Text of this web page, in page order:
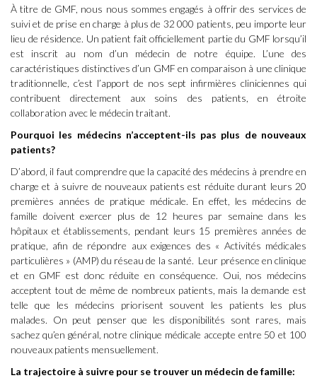
À titre de GMF, nous nous sommes engagés à offrir des services de
suivi et de prise en charge à plus de 32 000 patients, peu importe leur
lieu de résidence. Un patient fait officiellement partie du GMF lorsqu’il
est inscrit au nom d’un médecin de notre équipe. L’une des
caractéristiques distinctives d’un GMF en comparaison à une clinique
traditionnelle, c’est l’apport de nos sept infirmières cliniciennes qui
contribuent directement aux soins des patients, en étroite
collaboration avec le médecin traitant.
Pourquoi les médecins n’acceptent-ils pas plus de nouveaux
patients?
D’abord, il faut comprendre que la capacité des médecins à prendre en
charge et à suivre de nouveaux patients est réduite durant leurs 20
premières années de pratique médicale. En effet, les médecins de
famille doivent exercer plus de 12 heures par semaine dans les
hôpitaux et établissements, pendant leurs 15 premières années de
pratique, afin de répondre aux exigences des « Activités médicales
particulières » (AMP) du réseau de la santé. Leur présence en clinique
et en GMF est donc réduite en conséquence. Oui, nos médecins
acceptent tout de même de nombreux patients, mais la demande est
telle que les médecins priorisent souvent les patients les plus
malades. On peut penser que les disponibilités sont rares, mais
sachez qu’en général, notre clinique médicale accepte entre 50 et 100
nouveaux patients mensuellement.
La trajectoire à suivre pour se trouver un médecin de famille: